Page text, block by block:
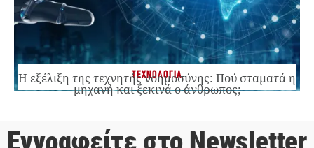
ΤΕΧΝΟΛΟΓΙΑ
Η εξέλιξη της τεχνητής νοημοσύνης: Πού σταματά η
μηχανή και ξεκινά ο άνθρωπος;